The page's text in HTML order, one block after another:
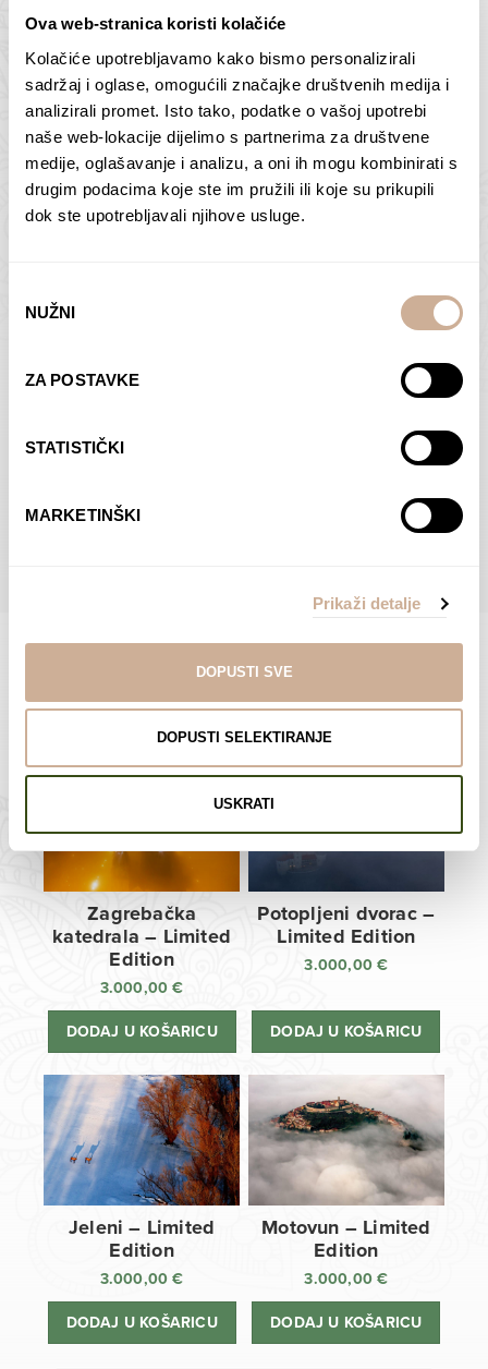
Ova web-stranica koristi kolačiće
Kolačiće upotrebljavamo kako bismo personalizirali
sadržaj i oglase, omogućili značajke društvenih medija i
analizirali promet. Isto tako, podatke o vašoj upotrebi
naše web-lokacije dijelimo s partnerima za društvene
medije, oglašavanje i analizu, a oni ih mogu kombinirati s
drugim podacima koje ste im pružili ili koje su prikupili
dok ste upotrebljavali njihove usluge.
pristanka
NUŽNI
ZA POSTAVKE
STATISTIČKI
MARKETINŠKI
Prikaži detalje
DOPUSTI SVE
DOPUSTI SELEKTIRANJE
USKRATI
Butan – ljudi 2
75,00€ – 138,00€Raspon
cijena:
od
75,00 €
138,00 €
ODABERI OPCIJE
Antarktika – krajolik
2
75,00€ – 138,00€Raspon
cijena:
od
ODABERI OPCIJE
Dolac
ODABERI OPCIJE
Moreškanti – sjena
€Raspon
od
75,00 €
do
138,00 €
ODABERI OPCIJE
POGLEDAJTE SVE PROIZVODE U OVOJ KATEGORIJI
Limited Edition Fotografije
Zagrebačka
katedrala – Limited
Edition
3.000,00€
DODAJ U KOŠARICU
Potopljeni dvorac –
Limited Edition
3.000,00€
DODAJ U KOŠARICU
Jeleni – Limited
Edition
3.000,00€
DODAJ U KOŠARICU
Motovun – Limited
Edition
3.000,00€
DODAJ U KOŠARICU